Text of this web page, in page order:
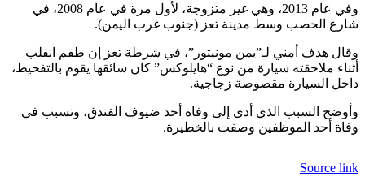
وفي عام 2013، وهي غير متزوجة، لأول مرة في عام 2008، في
وسط مدينة تعز (جنوب غرب اليمن).
أمني لـ”يمن مونيتور”، في شرطة تعز إن طقم انقلب
سيارة من نوع “هايلوكس” كان سائقها يقوم بالتفحيط،
مقصوصة زجاجية.
السبب الذي أدى إلى وفاة أحد ضيوف الفندق، وتسبب في
الموظفين وصفت بالخطيرة.